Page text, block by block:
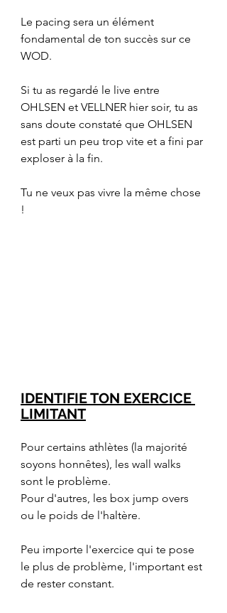
Le pacing sera un élément
fondamental de ton succès sur ce
WOD.
Si tu as regardé le live entre
OHLSEN et VELLNER hier soir, tu as
sans doute constaté que OHLSEN
est parti un peu trop vite et a fini par
exploser à la fin.
Tu ne veux pas vivre la même chose
!
IDENTIFIE TON EXERCICE
LIMITANT
Pour certains athlètes (la majorité
soyons honnêtes), les wall walks
sont le problème.
Pour d'autres, les box jump overs
ou le poids de l'haltère.
Peu importe l'exercice qui te pose
le plus de problème, l'important est
de rester constant.